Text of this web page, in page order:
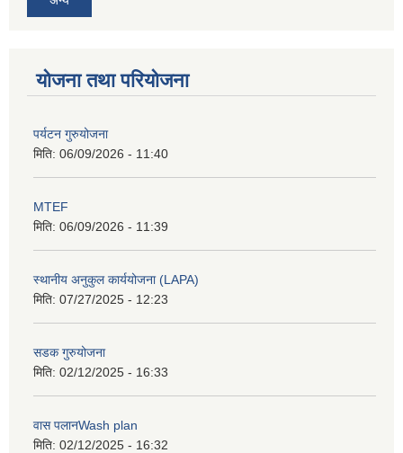
योजना तथा परियोजना
पर्यटन गुरुयोजना
मिति: 06/09/2026 - 11:40
MTEF
मिति: 06/09/2026 - 11:39
स्थानीय अनुकुल कार्ययोजना (LAPA)
मिति: 07/27/2025 - 12:23
सडक गुरुयोजना
मिति: 02/12/2025 - 16:33
वास पलानWash plan
मिति: 02/12/2025 - 16:32